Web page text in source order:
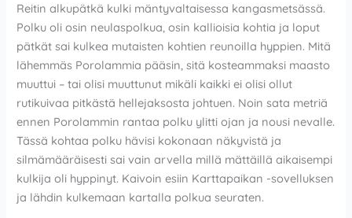
Reitin alkupätkä kulki mäntyvaltaisessa kangasmetsässä.
Polku oli osin neulaspolkua, osin kallioisia kohtia ja loput
pätkät sai kulkea mutaisten kohtien reunoilla hyppien. Mitä
lähemmäs Porolammia pääsin, sitä kosteammaksi maasto
muuttui – tai olisi muuttunut mikäli kaikki ei olisi ollut
rutikuivaa pitkästä hellejaksosta johtuen. Noin sata metriä
ennen Porolammin rantaa polku ylitti ojan ja nousi nevalle.
Tässä kohtaa polku hävisi kokonaan näkyvistä ja
silmämääräisesti sai vain arvella millä mättäillä aikaisempi
kulkija oli hyppinyt. Kaivoin esiin Karttapaikan -sovelluksen
ja lähdin kulkemaan kartalla polkua seuraten.